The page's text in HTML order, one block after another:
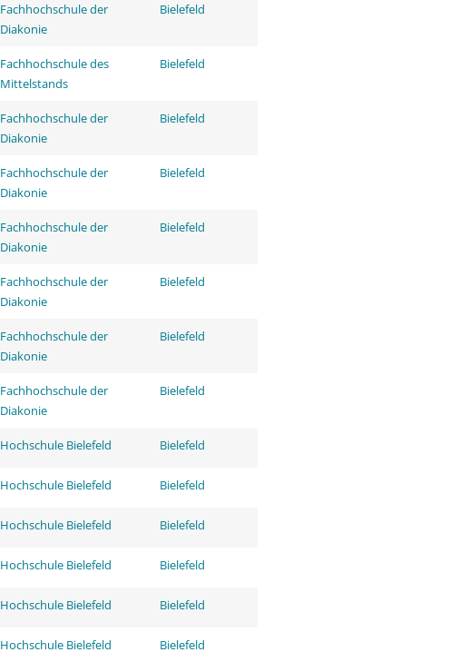
Fachhochschule der
Diakonie
Bielefeld
Fachhochschule des
Mittelstands
Bielefeld
Fachhochschule der
Diakonie
Bielefeld
Fachhochschule der
Diakonie
Bielefeld
Fachhochschule der
Diakonie
Bielefeld
Fachhochschule der
Diakonie
Bielefeld
Fachhochschule der
Diakonie
Bielefeld
Fachhochschule der
Diakonie
Bielefeld
Hochschule Bielefeld Bielefeld
Hochschule Bielefeld Bielefeld
Hochschule Bielefeld Bielefeld
Hochschule Bielefeld Bielefeld
Hochschule Bielefeld Bielefeld
Hochschule Bielefeld Bielefeld